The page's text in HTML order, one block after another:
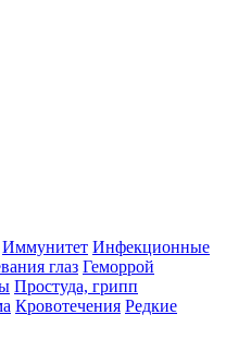
Иммунитет Инфекционные
глаз Геморрой
Простуда, грипп
Кровотечения Редкие